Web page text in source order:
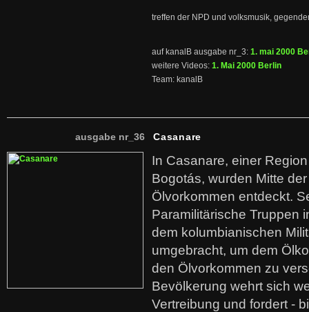
treffen der NPD und volksmusik,
auf kanalB ausgabe nr_3: 1. mai 2000
weitere Videos: 1. Mai 2000 Berlin
Team: kanalB
ausgabe nr_36 Casanare
In Casanare, einer
Bogotás, wurden Mitte
Ölvorkommen entdeckt.
Paramilitärische Truppen
dem kolumbianischen
umgebracht, um dem
den Ölvorkommen zu
Bevölkerung wehrt sich
Vertreibung und fordert -